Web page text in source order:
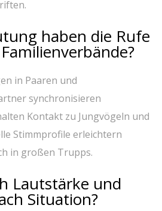
haben die Rufe
in⁢ Paaren und
synchronisieren
Kontakt ​zu Jungvögeln ⁤und
Stimmprofile erleichtern
in großen‌ Trupps.
‌Lautstärke und
Situation?